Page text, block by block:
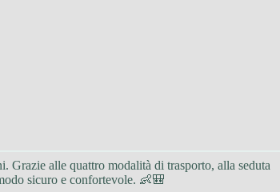
Grazie alle quattro modalità di trasporto, alla seduta
sicuro e confortevole. 👶🎒